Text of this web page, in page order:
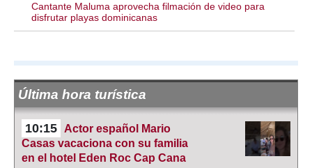
Cantante Maluma aprovecha filmación de video para
disfrutar playas dominicanas
Última hora turística
10:15
Actor español Mario
Casas vacaciona con su familia
en el hotel Eden Roc Cap Cana